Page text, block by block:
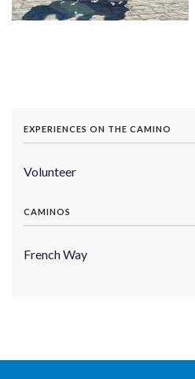
EXPERIENCES ON THE CAMINO
Volunteer
CAMINOS
French Way